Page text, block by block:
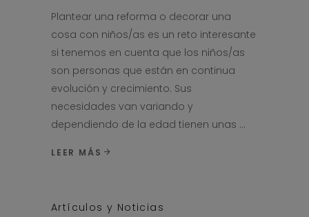
Plantear una reforma o decorar una
cosa con niños/as es un reto interesante
si tenemos en cuenta que los niños/as
son personas que están en continua
evolución y crecimiento. Sus
necesidades van variando y
dependiendo de la edad tienen unas
LEER MÁS
Artículos y Noticias